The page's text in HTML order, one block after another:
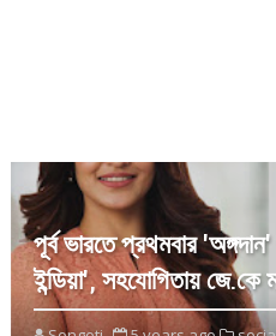
পূর্ব ভারতে প্রথমবার
ইন্ডিয়া', সহযোগিতায় জে.কে